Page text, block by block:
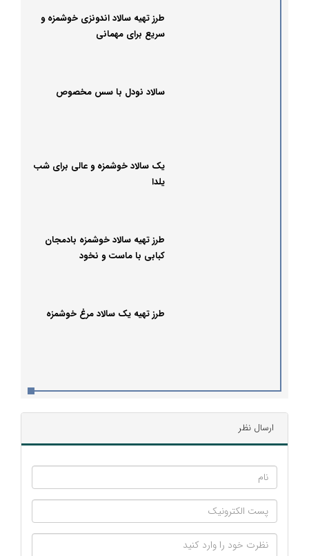
طرز تهیه سالاد اندونزی خوشمزه و
سریع برای مهمانی
سالاد نودل با سس مخصوص
یک سالاد خوشمزه و عالی برای شب
یلدا
طرز تهیه سالاد خوشمزه بادمجان
کبابی با ماست و نخود
طرز تهیه یک سالاد مرغ خوشمزه
ارسال نظر